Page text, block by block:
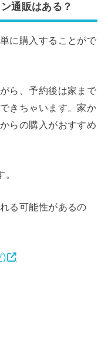
通販はある？
に購入することがで
ら、予約後は家まで
きちゃいます。家か
らの購入がおすすめ
。
る可能性があるの
)